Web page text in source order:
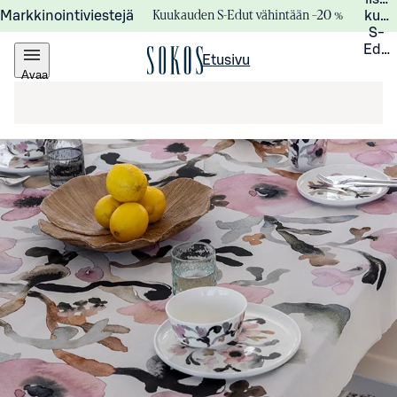
Markkinointiviestejä Kuukauden S-Edut vähintään –20 %
S-
Avaa
Etusivu